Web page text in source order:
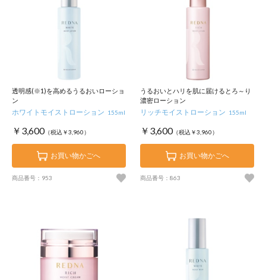
透明感(※1)を高めるうるおいローショ
ン
ホワイトモイストローション 155ml
￥3,600（税込￥3,960）
お買い物かごへ
商品番号：953
うるおいとハリを肌に届けるとろ～り
濃密ローション
リッチモイストローション 155ml
￥3,600（税込￥3,960）
お買い物かごへ
商品番号：863